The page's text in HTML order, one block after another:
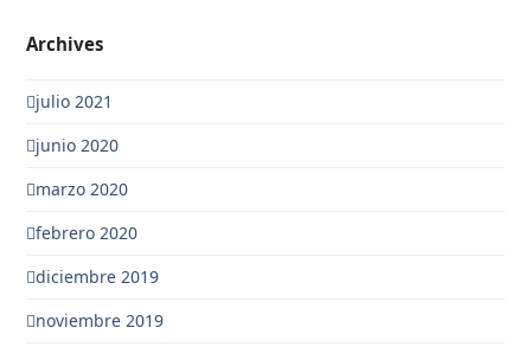
Archives
julio 2021
junio 2020
marzo 2020
febrero 2020
diciembre 2019
noviembre 2019